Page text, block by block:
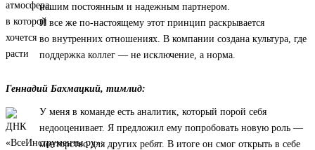
нашим постоянным и надежным партнером.
И все же по-настоящему этот принцип раскрывается
во внутренних отношениях. В компании создана культура, где
поддержка коллег — не исключение, а норма.
Геннадий Бахмацкий, тимлид:
У меня в команде есть аналитик, который порой себя
недооценивает. Я предложил ему попробовать новую роль —
менторство для других ребят. В итоге он смог открыть в себе